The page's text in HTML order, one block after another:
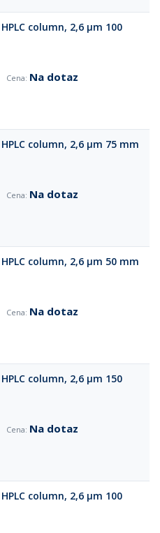
HPLC column, 2,6 µm 100
Na dotaz
HPLC column, 2,6 µm 75 mm
Na dotaz
HPLC column, 2,6 µm 50 mm
Na dotaz
HPLC column, 2,6 µm 150
Na dotaz
HPLC column, 2,6 µm 100